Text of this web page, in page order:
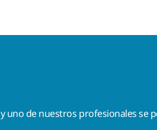
y uno de nuestros profesionales se